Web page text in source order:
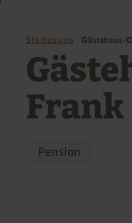
Startpagina Gästehaus-
Frank
Pension